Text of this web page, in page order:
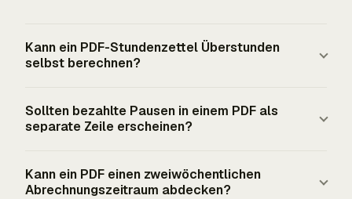
Kann ein PDF-Stundenzettel Überstunden
selbst berechnen?
Wochensummen anzeigen, aber Überstunden hängen
weiterhin von der Arbeitswoche und der
FLSA-Grundlage erhalten erfasste, nicht freigestellte
Sollten bezahlte Pausen in einem PDF als
separate Zeile erscheinen?
Vorlage Klarheit bei der Prüfung benötigt. Nach
Kann ein PDF einen zweiwöchentlichen
Abrechnungszeitraum abdecken?